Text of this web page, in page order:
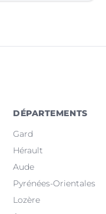
DÉPARTEMENTS
Gard
Hérault
Aude
Pyrénées-Orientales
Lozère